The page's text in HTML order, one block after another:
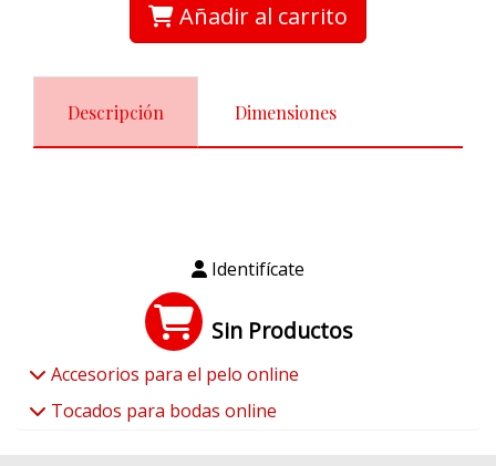
Añadir al carrito
Descripción Dimensiones
Identifícate
Sin Productos
Accesorios para el pelo online
Tocados para bodas online